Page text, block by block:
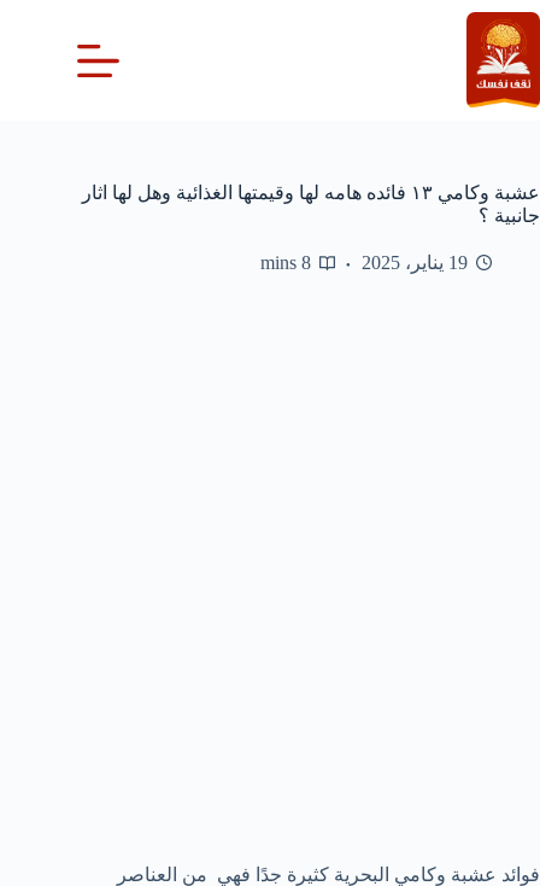
التجاوز
إلى
المحتوى
عشبة وكامي ١٣ فائده هامه لها وقيمتها الغذائية وهل لها اثار
جانبية ؟
19 يناير، 2025 8 mins
فوائد عشبة وكامي البحرية كثيرة جدًا فهي من العناصر